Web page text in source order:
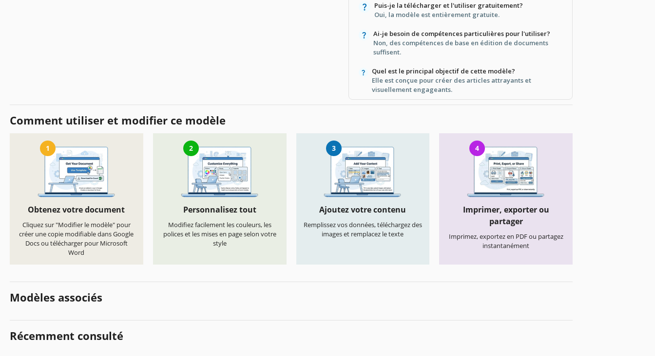
Puis-je la télécharger et l'utiliser gratuitement?
Oui, la modèle est entièrement gratuite.
Ai-je besoin de compétences particulières pour l'utiliser?
Non, des compétences de base en édition de documents
suffisent.
Quel est le principal objectif de cette modèle?
Elle est conçue pour créer des articles attrayants et
visuellement engageants.
Comment utiliser et modifier ce modèle
1
Obtenez votre document
Cliquez sur "Modifier le modèle" pour
créer une copie modifiable dans Google
Docs ou télécharger pour Microsoft
Word
2
Personnalisez tout
Modifiez facilement les couleurs, les
polices et les mises en page selon votre
style
3
Ajoutez votre contenu
Remplissez vos données, téléchargez des
images et remplacez le texte
4
Imprimer, exporter ou
partager
Imprimez, exportez en PDF ou partagez
instantanément
Modèles associés
Récemment consulté